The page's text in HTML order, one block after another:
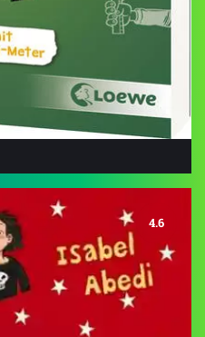
4.6